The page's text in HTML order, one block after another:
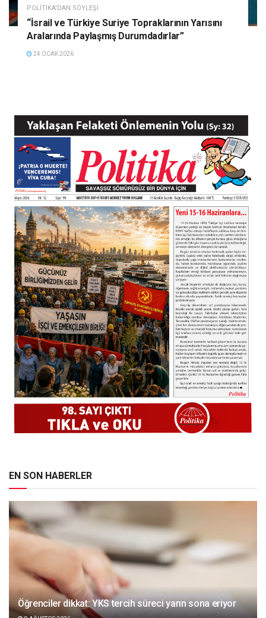
POLITIKA'DAN SÖYLEŞI
“İsrail ve Türkiye Suriye Topraklarının Yarısını
Aralarında Paylaşmış Durumdadırlar”
24 OCAK 2026
EN SON HABERLER
Öğrenciler dikkat: YKS tercih süreci yarın sona eriyor